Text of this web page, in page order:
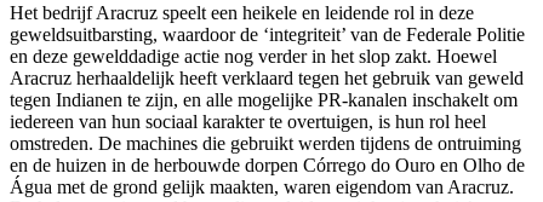
Het bedrijf Aracruz speelt een heikele en leidende rol in deze
geweldsuitbarsting, waardoor de ‘integriteit’ van de Federale Politie
en deze gewelddadige actie nog verder in het slop zakt. Hoewel
Aracruz herhaaldelijk heeft verklaard tegen het gebruik van geweld
tegen Indianen te zijn, en alle mogelijke PR-kanalen inschakelt om
iedereen van hun sociaal karakter te overtuigen, is hun rol heel
omstreden. De machines die gebruikt werden tijdens de ontruiming
en de huizen in de herbouwde dorpen Córrego do Ouro en Olho de
Água met de grond gelijk maakten, waren eigendom van Aracruz.